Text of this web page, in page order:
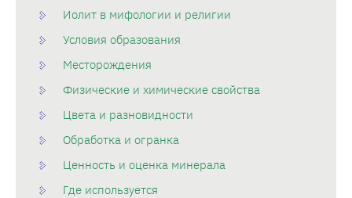
Иолит в мифологии и религии
Условия образования
Месторождения
Физические и химические свойства
Цвета и разновидности
Обработка и огранка
Ценность и оценка минерала
Где используется